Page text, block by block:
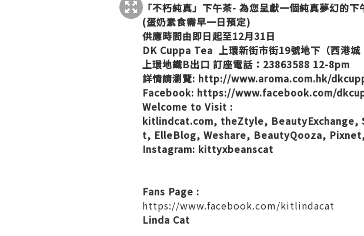
「不朽純真」下午茶- 為您呈獻一個純真夢幻的下
(蛋奶素食需早一日預定)
供應時間由即日起至12月31日
DK Cuppa Tea 上環新街市街19號地下（西港城
上環地鐵B出口 訂座電話：23863588 12-8pm
詳情請瀏覽: http://www.aroma.com.hk/
Facebook: https://www.facebook.com/
Welcome to Visit :
kitlindcat.com, theZtyle, BeautyExchange,
t, ElleBlog, Weshare, BeautyQooza, Pixnet
Instagram: kittyxbeanscat
Fans Page :
https://www.facebook.com/kitlindacat
Linda Cat